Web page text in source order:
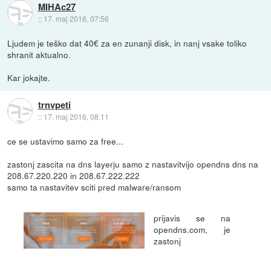
MIHAc27
:: 17. maj 2016, 07:56
Ljudem je teško dat 40€ za en zunanji disk, in nanj vsake toliko
shranit aktualno.
Kar jokajte.
trnvpeti
:: 17. maj 2016, 08:11
ce se ustavimo samo za free...
zastonj zascita na dns layerju samo z nastavitvijo opendns dns na
208.67.220.220 in 208.67.222.222
samo ta nastavitev sciti pred malware/ransom
prijavis se na
opendns.com, je
zastonj